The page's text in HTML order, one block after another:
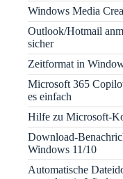
Windows Media
Outlook/Hotmail
sicher
Zeitformat in
Microsoft 365
es einfach
Hilfe zu Microsoft-
Download-
Windows 11/10
Automatische